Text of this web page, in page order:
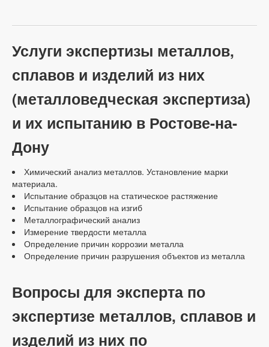
Услуги экспертизы металлов,
сплавов и изделий из них
(металловедческая экспертиза)
и их испытанию в Ростове-на-
Дону
Химический анализ металлов. Установление марки
материала.
Испытание образцов на статическое растяжение
Испытание образцов на изгиб
Металлографический анализ
Измерение твердости металла
Определение причин коррозии металла
Определение причин разрушения объектов из металла
Вопросы для эксперта по
экспертизе металлов, сплавов и
изделий из них по